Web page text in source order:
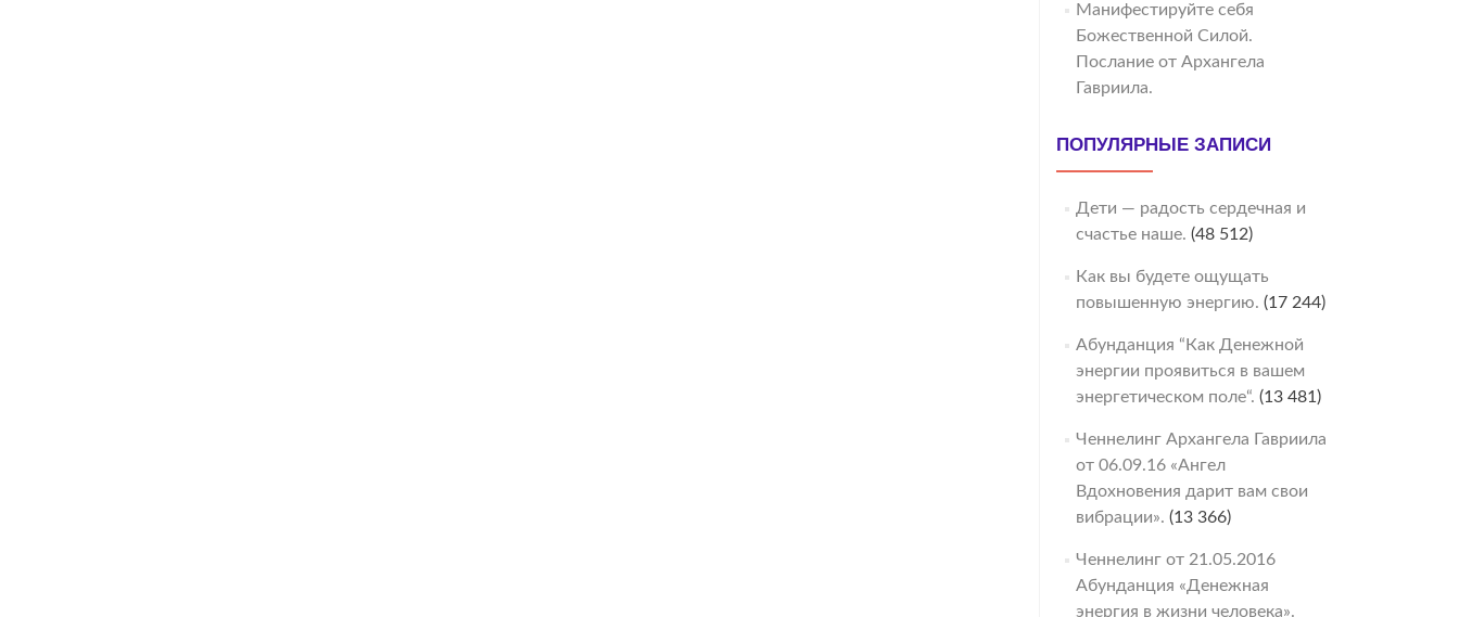
Манифестируйте себя
Божественной Силой.
Послание от Архангела
Гавриила.
ПОПУЛЯРНЫЕ ЗАПИСИ
Дети — радость сердечная и
счастье наше. (48 512)
Как вы будете ощущать
повышенную энергию. (17 244)
Абунданция “Как Денежной
энергии проявиться в вашем
энергетическом поле“. (13 481)
Ченнелинг Архангела Гавриила
от 06.09.16 «Ангел
Вдохновения дарит вам свои
вибрации». (13 366)
Ченнелинг от 21.05.2016
Абунданция «Денежная
энергия в жизни человека».